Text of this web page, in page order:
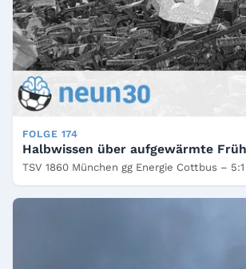
FOLGE 174
Halbwissen über aufgewärmte
TSV 1860 München gg Energie Cottbus –